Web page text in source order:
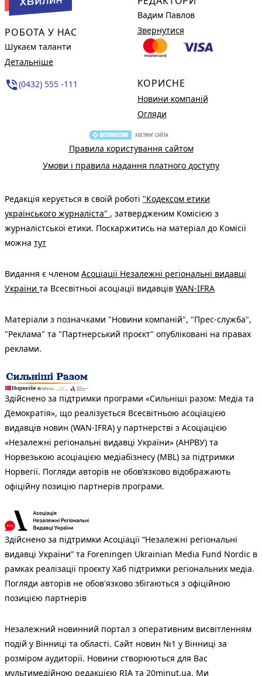
РОБОТА У НАС
Шукаєм таланти
Детальніше
phone_in_talk(0432) 555 -111
Вадим Павлов
Звернутися
КОРИСНЕ
Новини компаній
Огляди
Правила користування сайтом
Умови і правила надання платного доступу
Редакція керується в своїй роботі "Кодексом етики
українського журналіста" , затвердженим Комісією з
журналістської етики. Поскаржитись на матеріал до Комісії
можна тут
Видання є членом Асоціації Незалежні регіональні видавці
України та Всесвітньої асоціації видавців WAN-IFRA
Матеріали з позначками "Новини компаній", "Прес-служба",
"Реклама" та "Партнерський проєкт" опубліковані на правах
реклами.
Здійснено за підтримки програми «Сильніші разом: Медіа та
Демократія», що реалізується Всесвітньою асоціацією
видавців новин (WAN-IFRA) у партнерстві з Асоціацією
«Незалежні регіональні видавці України» (АНРВУ) та
Норвезькою асоціацією медіабізнесу (MBL) за підтримки
Норвегії. Погляди авторів не обов’язково відображають
офіційну позицію партнерів програми.
Здійснено за підтримки Асоціації “Незалежні регіональні
видавці України” та Foreningen Ukrainian Media Fund Nordic в
рамках реалізації проєкту Хаб підтримки регіональних медіа.
Погляди авторів не обов'язково збігаються з офіційною
позицією партнерів
Незалежний новинний портал з оперативним висвітленням
подій у Вінниці та області. Сайт новин №1 у Вінниці за
розміром аудиторії. Новини створюються для Вас
мультимедійною редакцією RIA та 20minut.ua. Ми